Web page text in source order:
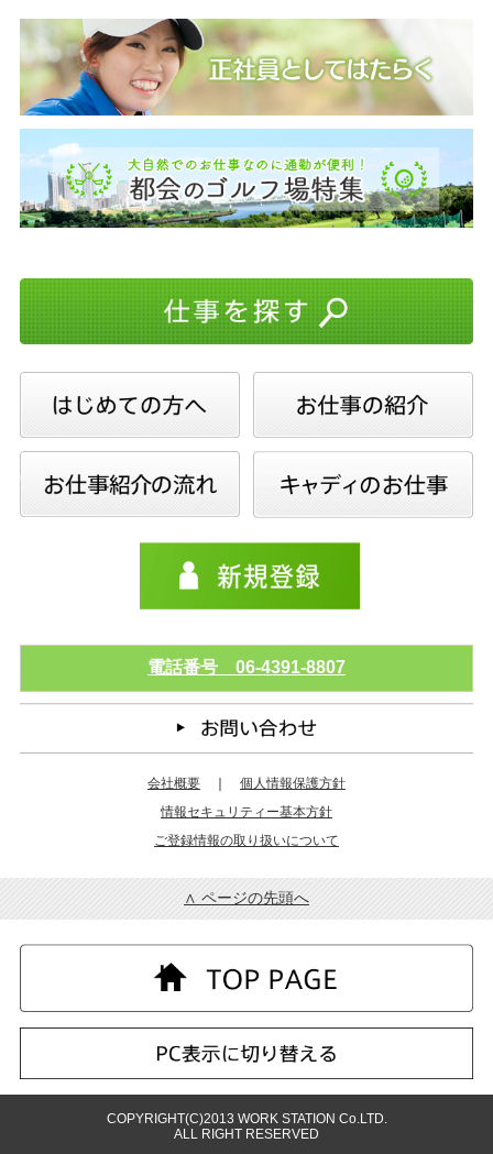
電話番号 06-4391-8807
会社概要
個人情報保護方針
情報セキュリティー基本方針
ご登録情報の取り扱いについて
∧ ページの先頭へ
COPYRIGHT(C)2013 WORK STATION Co.LTD.
ALL RIGHT RESERVED